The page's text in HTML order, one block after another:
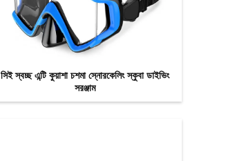
সিই স্বচ্ছ এন্টি কুয়াশা চশমা স্নোরকেলিং স্কুবা ডাইভিং
সরঞ্জাম